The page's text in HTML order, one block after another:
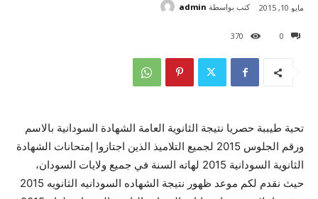
0
370
مايو 10, 2015 كتب بواسطة admin
تحية طيببة حصريا نتيجة الثانوية العامة الشهادة السودانية بالاسم
ورقم الجلوس 2015 لجميع التلاميذ الذين اجتازوا إمتحانات الشهادة
الثانوية السودانية 2015 لهاته السنة في جميع ولايات السودان،
حيث نقدم لكم موعد ظهور نتيجة الشهاده السودانيه الثانويه 2015